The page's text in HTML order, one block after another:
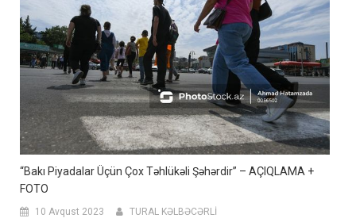
“Bakı Piyadalar Üçün Çox Təhlükəli Şəhərdir” – AÇIQLAMA +
FOTO
10 Avqust 2023 TURAL KƏLBƏCƏRLİ